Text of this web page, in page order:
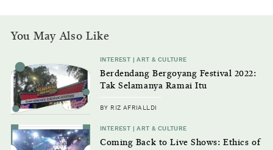
You May Also Like
INTEREST | ART & CULTURE
Berdendang Bergoyang Festival 2022:
Tak Selamanya Ramai Itu
BY RIZ AFRIALLDI
INTEREST | ART & CULTURE
Coming Back to Live Shows: Ethics of